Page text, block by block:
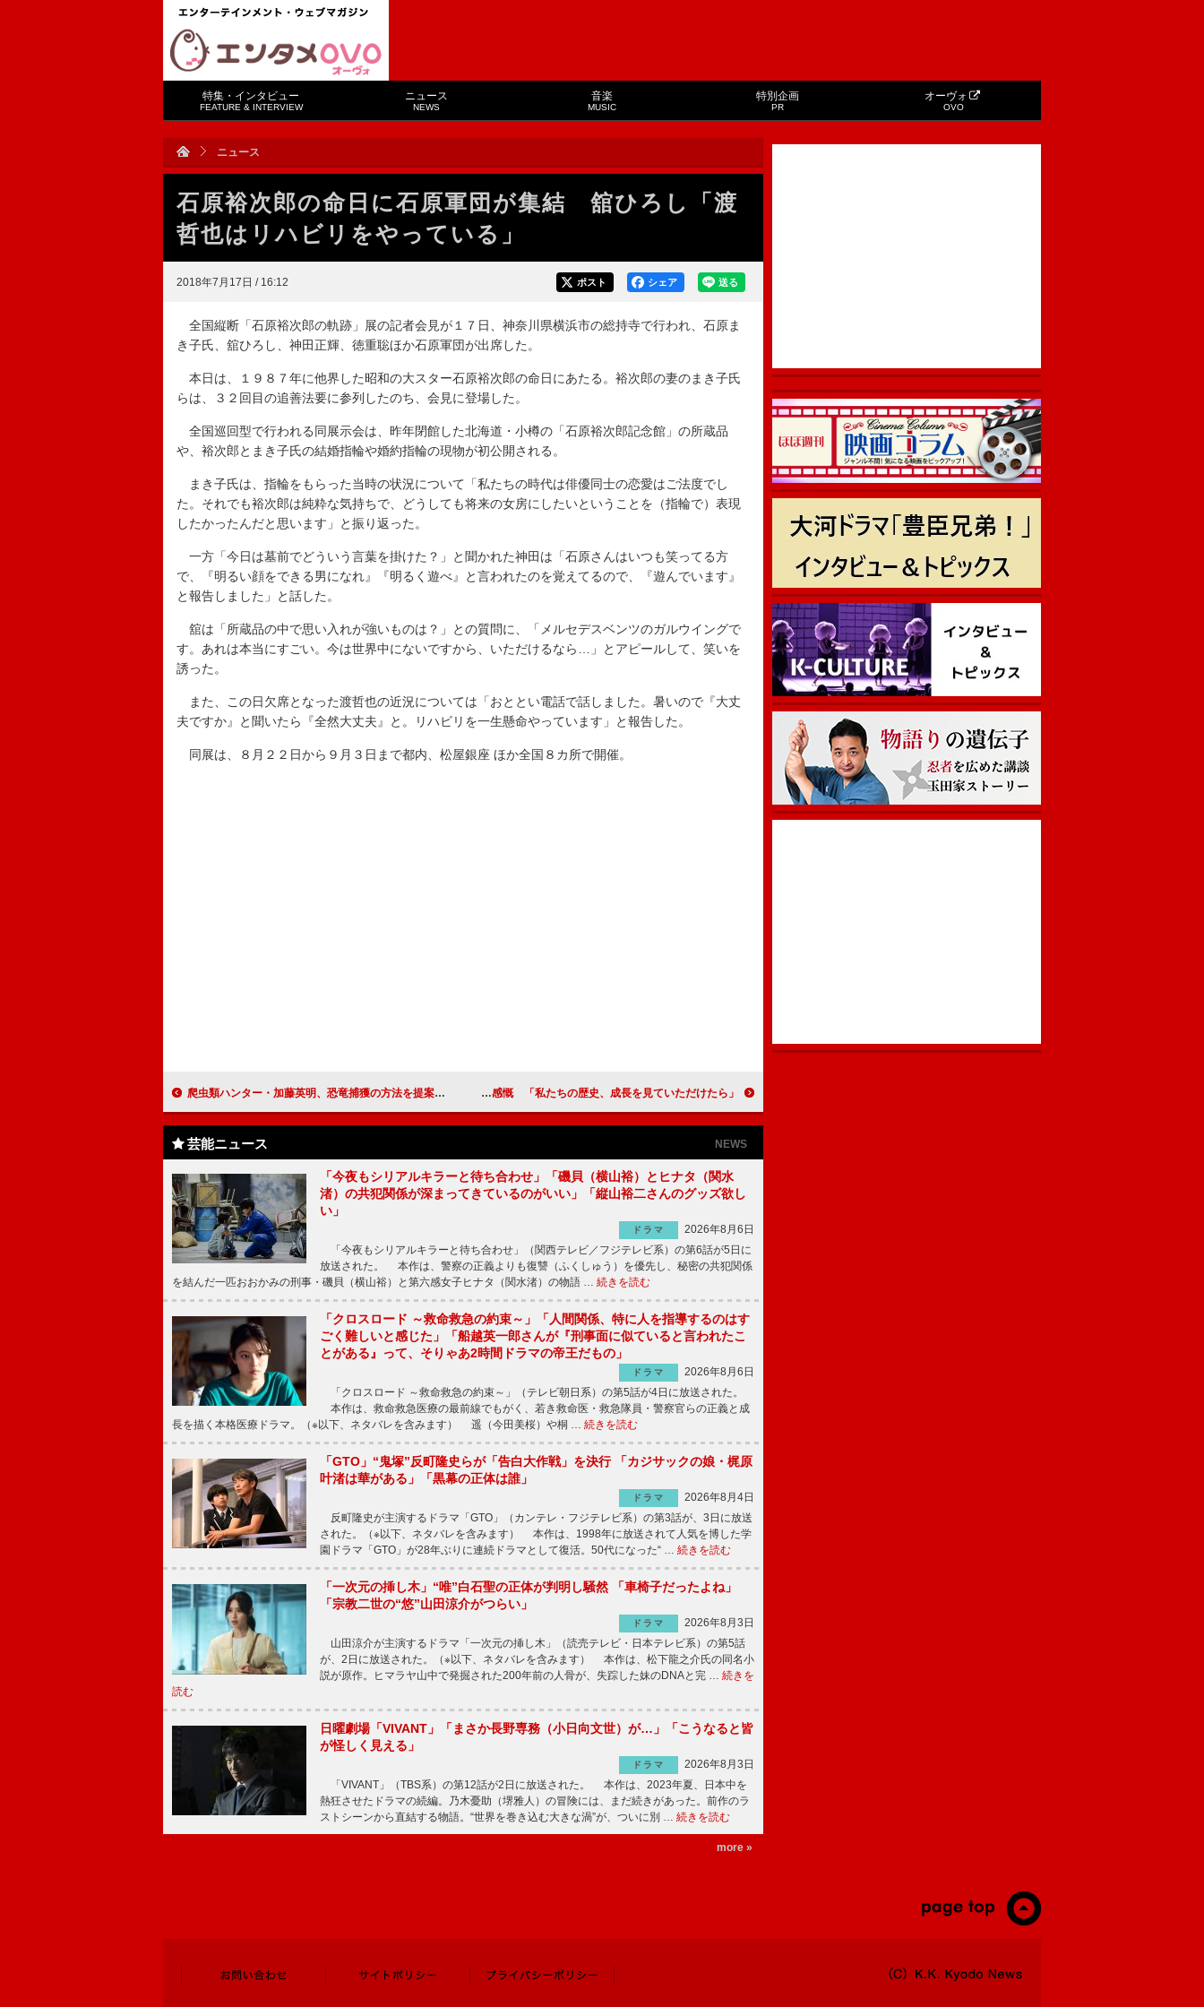
特集・インタビュー
FEATURE & INTERVIEW
ニュース
NEWS
音楽
MUSIC
特別企画
PR
オーヴォ
OVO
ニュース
石原裕次郎の命日に石原軍団が集結 舘ひろし「渡
哲也はリハビリをやっている」
2018年7月17日 / 16:12 送る
シェア
ポスト
全国縦断「石原裕次郎の軌跡」展の記者会見が１７日、神奈川県横浜市の総持寺で行われ、石原ま
き子氏、舘ひろし、神田正輝、徳重聡ほか石原軍団が出席した。
本日は、１９８７年に他界した昭和の大スター石原裕次郎の命日にあたる。裕次郎の妻のまき子氏
らは、３２回目の追善法要に参列したのち、会見に登場した。
全国巡回型で行われる同展示会は、昨年閉館した北海道・小樽の「石原裕次郎記念館」の所蔵品
や、裕次郎とまき子氏の結婚指輪や婚約指輪の現物が初公開される。
まき子氏は、指輪をもらった当時の状況について「私たちの時代は俳優同士の恋愛はご法度でし
た。それでも裕次郎は純粋な気持ちで、どうしても将来の女房にしたいということを（指輪で）表現
したかったんだと思います」と振り返った。
一方「今日は墓前でどういう言葉を掛けた？」と聞かれた神田は「石原さんはいつも笑ってる方
で、『明るい顔をできる男になれ』『明るく遊べ』と言われたのを覚えてるので、『遊んでいます』
と報告しました」と話した。
舘は「所蔵品の中で思い入れが強いものは？」との質問に、「メルセデスベンツのガルウイングで
す。あれは本当にすごい。今は世界中にないですから、いただけるなら…」とアピールして、笑いを
誘った。
また、この日欠席となった渡哲也の近況については「おととい電話で話しました。暑いので『大丈
夫ですか』と聞いたら『全然大丈夫』と。リハビリを一生懸命やっています」と報告した。
同展は、８月２２日から９月３日まで都内、松屋銀座 ほか全国８カ所で開催。
爬虫類ハンター・加藤英明、恐竜捕獲の方法を提案 「クレイジージャーニー」トークイベント ももクロ、スカイツリーとのコラボに感慨 「私たちの歴史、成長を見ていただけたら」
芸能ニュース NEWS
「今夜もシリアルキラーと待ち合わせ」「磯貝（横山裕）とヒナタ（関水
渚）の共犯関係が深まってきているのがいい」「縦山裕二さんのグッズ欲し
い」
ドラマ
2026年8月6日
「今夜もシリアルキラーと待ち合わせ」（関西テレビ／フジテレビ系）の第6話が5日に
放送された。 本作は、警察の正義よりも復讐（ふくしゅう）を優先し、秘密の共犯関係
を結んだ一匹おおかみの刑事・磯貝（横山裕）と第六感女子ヒナタ（関水渚）の物語 … 続きを読む
「クロスロード ～救命救急の約束～」「人間関係、特に人を指導するのはす
ごく難しいと感じた」「船越英一郎さんが『刑事面に似ていると言われたこ
とがある』って、そりゃあ2時間ドラマの帝王だもの」
ドラマ
2026年8月6日
「クロスロード ～救命救急の約束～」（テレビ朝日系）の第5話が4日に放送された。
本作は、救命救急医療の最前線でもがく、若き救命医・救急隊員・警察官らの正義と成
長を描く本格医療ドラマ。（※以下、ネタバレを含みます） 遥（今田美桜）や桐 … 続きを読む
「GTO」“鬼塚”反町隆史らが「告白大作戦」を決行 「カジサックの娘・梶原
叶渚は華がある」「黒幕の正体は誰」
ドラマ
2026年8月4日
反町隆史が主演するドラマ「GTO」（カンテレ・フジテレビ系）の第3話が、3日に放送
された。（※以下、ネタバレを含みます） 本作は、1998年に放送されて人気を博した学
園ドラマ「GTO」が28年ぶりに連続ドラマとして復活。50代になった“ … 続きを読む
「一次元の挿し木」“唯”白石聖の正体が判明し騒然 「車椅子だったよね」
「宗教二世の“悠”山田涼介がつらい」
ドラマ
2026年8月3日
山田涼介が主演するドラマ「一次元の挿し木」（読売テレビ・日本テレビ系）の第5話
が、2日に放送された。（※以下、ネタバレを含みます） 本作は、松下龍之介氏の同名小
説が原作。ヒマラヤ山中で発掘された200年前の人骨が、失踪した妹のDNAと完 … 続きを
読む
日曜劇場「VIVANT」「まさか長野専務（小日向文世）が…」「こうなると皆
が怪しく見える」
ドラマ
2026年8月3日
「VIVANT」（TBS系）の第12話が2日に放送された。 本作は、2023年夏、日本中を
熱狂させたドラマの続編。乃木憂助（堺雅人）の冒険には、まだ続きがあった。前作のラ
ストシーンから直結する物語。“世界を巻き込む大きな渦”が、ついに別 … 続きを読む
more »